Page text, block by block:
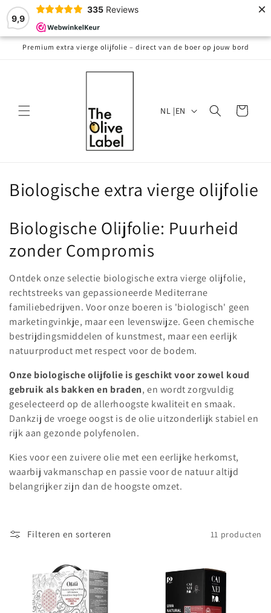
9,9
335 Reviews ×
Meteen
naar de
content
Premium extra vierge olijfolie – direct van de boer op jouw bord
NL |EN Winkelwagen
C
l
l
e
c
t
i
e
:
Biologische extra vierge olijfolie
Biologische Olijfolie: Puurheid
zonder Compromis
Ontdek onze selectie biologische extra vierge olijfolie,
rechtstreeks van gepassioneerde Mediterrane
familiebedrijven. Voor onze boeren is 'biologisch' geen
marketingvinkje, maar een levenswijze. Geen chemische
bestrijdingsmiddelen of kunstmest, maar een eerlijk
natuurproduct met respect voor de bodem.
Onze biologische olijfolie is geschikt voor zowel koud
gebruik als bakken en braden, en wordt zorgvuldig
geselecteerd op de allerhoogste kwaliteit en smaak.
Dankzij de vroege oogst is de olie uitzonderlijk stabiel en
rijk aan gezonde polyfenolen.
Kies voor een zuivere olie met een eerlijke herkomst,
waarbij vakmanschap en passie voor de natuur altijd
belangrijker zijn dan de hoogste omzet.
Filteren en sorteren 11 producten